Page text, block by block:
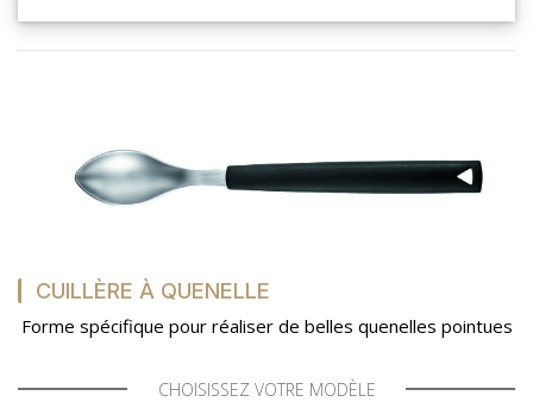
CUILLÈRE À QUENELLE
Forme spécifique pour réaliser de belles quenelles pointues
CHOISISSEZ VOTRE MODÈLE